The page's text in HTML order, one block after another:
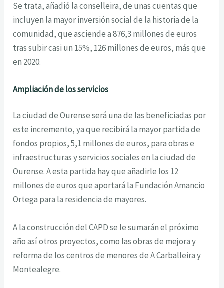
Se trata, añadió la conselleira, de unas cuentas que
incluyen la mayor inversión social de la historia de la
comunidad, que asciende a 876,3 millones de euros
tras subir casi un 15%, 126 millones de euros, más que
en 2020.
Ampliación de los servicios
La ciudad de Ourense será una de las beneficiadas por
este incremento, ya que recibirá la mayor partida de
fondos propios, 5,1 millones de euros, para obras e
infraestructuras y servicios sociales en la ciudad de
Ourense. A esta partida hay que añadirle los 12
millones de euros que aportará la Fundación Amancio
Ortega para la residencia de mayores.
A la construcción del CAPD se le sumarán el próximo
año así otros proyectos, como las obras de mejora y
reforma de los centros de menores de A Carballeira y
Montealegre.